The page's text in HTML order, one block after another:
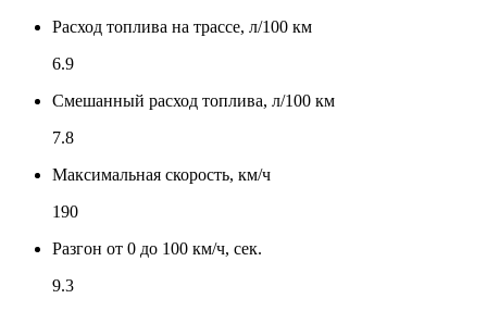
Расход топлива на трассе, л/100 км
6.9
Смешанный расход топлива, л/100 км
7.8
Максимальная скорость, км/ч
190
Разгон от 0 до 100 км/ч, сек.
9.3